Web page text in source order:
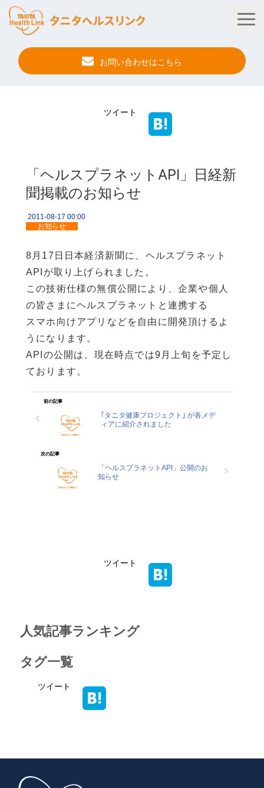
お問い合わせはこちら
法人・健保向けサービス
サービス連携
健康管理アプリ
企業情報
ツイート
「ヘルスプラネットAPI」日経新
聞掲載のお知らせ
2011-08-17 00:00
お知らせ
8月17日日本経済新聞に、ヘルスプラネット
APIが取り上げられました。
この技術仕様の無償公開により、企業や個人
の皆さまにヘルスプラネットと連携する
スマホ向けアプリなどを自由に開発頂けるよ
うになります。
APIの公開は、現在時点では9月上旬を予定し
ております。
前の記事
｢タニタ健康プロジェクト｣ が各メデ
ィアに紹介されました
次の記事
「ヘルスプラネットAPI」公開のお
知らせ
ツイート
人気記事ランキング
タグ一覧
ツイート